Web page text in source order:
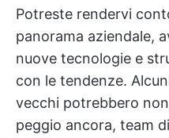
Potreste rendervi
panorama aziendale,
nuove tecnologie e
con le tendenze.
vecchi potrebbero
peggio ancora, team